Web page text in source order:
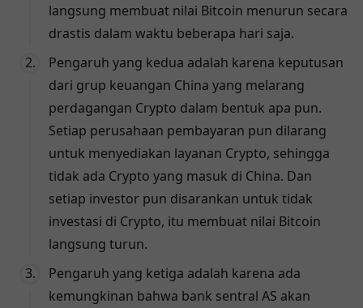
langsung membuat nilai Bitcoin menurun secara
drastis dalam waktu beberapa hari saja.
Pengaruh yang kedua adalah karena keputusan
dari grup keuangan China yang melarang
perdagangan Crypto dalam bentuk apa pun.
Setiap perusahaan pembayaran pun dilarang
untuk menyediakan layanan Crypto, sehingga
tidak ada Crypto yang masuk di China. Dan
setiap investor pun disarankan untuk tidak
investasi di Crypto, itu membuat nilai Bitcoin
langsung turun.
Pengaruh yang ketiga adalah karena ada
kemungkinan bahwa bank sentral AS akan